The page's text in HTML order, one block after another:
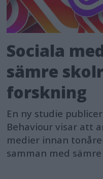
Sociala
sämre
forskning
En ny studie
Behaviour visar att
medier innan
samman med